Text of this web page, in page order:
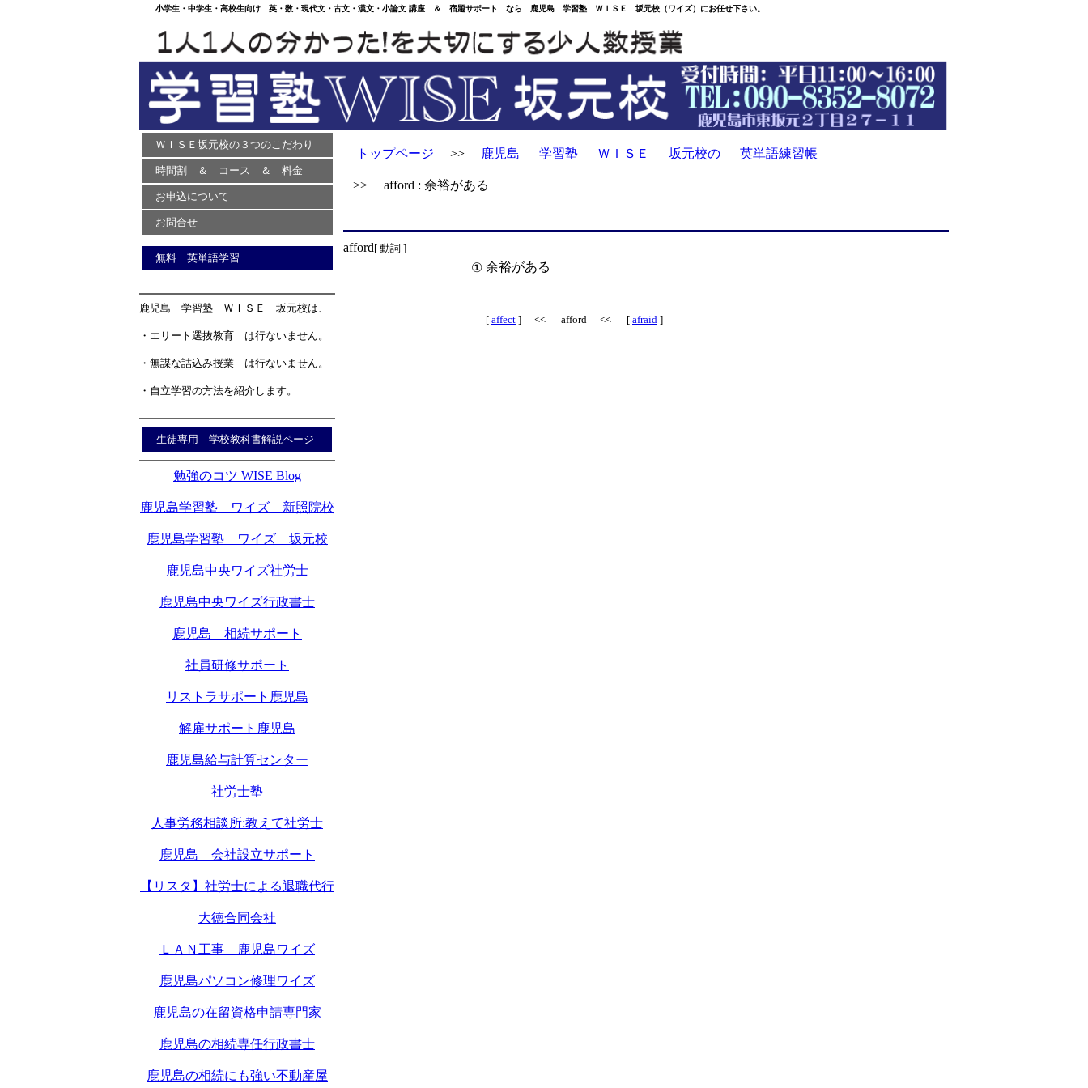
小学生・中学生・高校生向け 英・数・現代文・古文・漢文・小論文 講座 ＆ 宿題サポート なら 鹿児島 学習塾 ＷＩＳＥ 坂元校（ワイズ）にお任せ下さい。
ＷＩＳＥ坂元校の３つのこだわり
時間割 ＆ コース ＆ 料金
お申込について
お問合せ
無料 英単語学習
鹿児島 学習塾 ＷＩＳＥ 坂元校は、
・エリート選抜教育 は行ないません。
・無謀な詰込み授業 は行ないません。
・自立学習の方法を紹介します。
生徒専用 学校教科書解説ページ
勉強のコツ WISE Blog
鹿児島学習塾 ワイズ 新照院校
鹿児島学習塾 ワイズ 坂元校
鹿児島中央ワイズ社労士
鹿児島中央ワイズ行政書士
鹿児島 相続サポート
社員研修サポート
リストラサポート鹿児島
解雇サポート鹿児島
鹿児島給与計算センター
社労士塾
人事労務相談所:教えて社労士
鹿児島 会社設立サポート
【リスタ】社労士による退職代行
大徳合同会社
ＬＡＮ工事 鹿児島ワイズ
鹿児島パソコン修理ワイズ
鹿児島の在留資格申請専門家
鹿児島の相続専任行政書士
鹿児島の相続にも強い不動産屋
トップページ >> 鹿児島 学習塾 ＷＩＳＥ 坂元校の 英単語練習帳
>> afford : 余裕がある
afford[ 動詞 ]
① 余裕がある
[ affect ] << afford << [ afraid ]